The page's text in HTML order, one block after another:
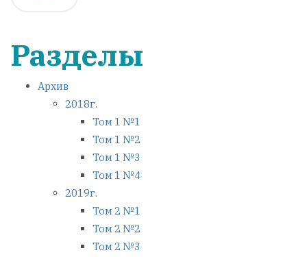
Разделы
Архив
2018г.
Том 1 №1
Том 1 №2
Том 1 №3
Том 1 №4
2019г.
Том 2 №1
Том 2 №2
Том 2 №3